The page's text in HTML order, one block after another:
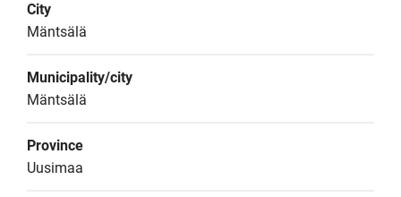
City
Mäntsälä
Municipality/city
Mäntsälä
Province
Uusimaa